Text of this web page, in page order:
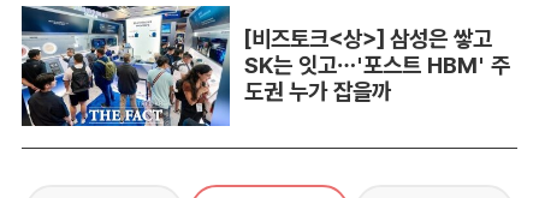
[비즈토크<상>] 삼성은 쌓고
SK는 잇고…'포스트 HBM' 주
도권 누가 잡을까